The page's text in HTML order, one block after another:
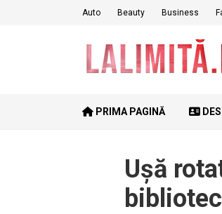
Auto Beauty Business
PRIMA PAGINĂ
Ușă